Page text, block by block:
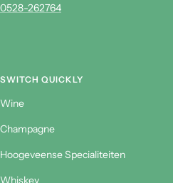
0528-262764
SWITCH QUICKLY
Wine
Champagne
Hoogeveense Specialiteiten
Whiskey